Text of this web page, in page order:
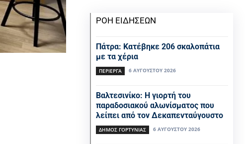
ΡΟΗ ΕΙΔΗΣΕΩΝ
Πάτρα: Κατέβηκε 206 σκαλοπάτια
με τα χέρια
ΠΕΡΊΕΡΓΑ 6 ΑΥΓΟΎΣΤΟΥ 2026
Βαλτεσινίκο: Η γιορτή του
παραδοσιακού αλωνίσματος που
λείπει από τον Δεκαπενταύγουστο
ΔΉΜΟΣ ΓΟΡΤΥΝΊΑΣ 6 ΑΥΓΟΎΣΤΟΥ 2026